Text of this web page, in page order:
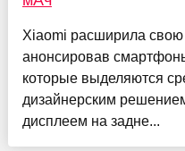
Xiaomi расширила
анонсировав
которые выделяются
дизайнерским
дисплеем на задне...